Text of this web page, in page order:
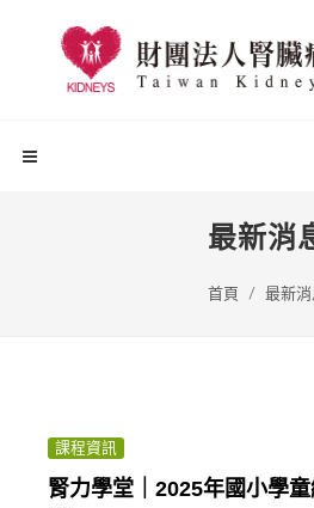
最新消
首頁 最新消
課程資訊
腎力學堂｜2025年國小學